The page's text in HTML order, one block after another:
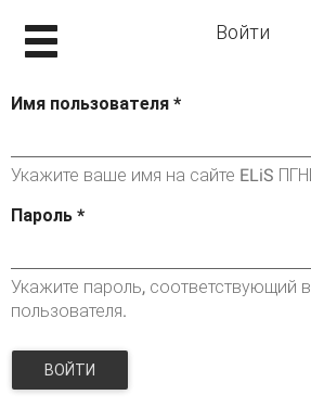
Войти
Имя пользователя *
Укажите ваше имя на сайте ELiS
Пароль *
Укажите пароль, соответствующий
пользователя.
ВОЙТИ